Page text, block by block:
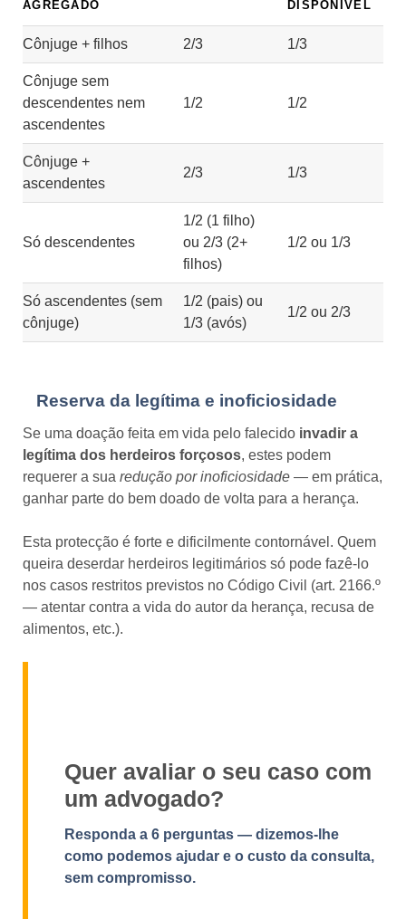
AGREGADO
DISPONÍVEL
Cônjuge + filhos 2/3 1/3
Cônjuge sem
descendentes nem
ascendentes
1/2 1/2
Cônjuge +
ascendentes
2/3 1/3
Só descendentes
1/2 (1 filho)
ou 2/3 (2+
filhos)
1/2 ou 1/3
Só ascendentes (sem
cônjuge)
1/2 (pais) ou
1/3 (avós)
1/2 ou 2/3
Reserva da legítima e inoficiosidade
Se uma doação feita em vida pelo falecido invadir a
legítima dos herdeiros forçosos, estes podem
requerer a sua redução por inoficiosidade — em prática,
ganhar parte do bem doado de volta para a herança.
Esta protecção é forte e dificilmente contornável. Quem
queira deserdar herdeiros legitimários só pode fazê-lo
nos casos restritos previstos no Código Civil (art. 2166.º
— atentar contra a vida do autor da herança, recusa de
alimentos, etc.).
Quer avaliar o seu caso com
um advogado?
Responda a 6 perguntas — dizemos-lhe
como podemos ajudar e o custo da consulta,
sem compromisso.